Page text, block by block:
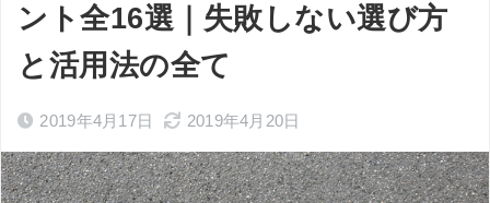
ント全16選｜失敗しない選び方
と活用法の全て
2019年4月17日 2019年4月20日